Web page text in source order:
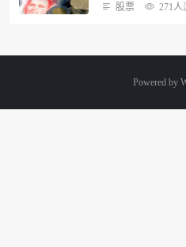
股票 271人
Powered by